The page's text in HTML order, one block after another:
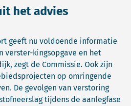
het advies
geeft nu voldoende informatie
verster-kingsopgave en het
zegt de Commissie. Ook zijn
op omringende
De gevolgen van verstoring
tijdens de aanlegfase